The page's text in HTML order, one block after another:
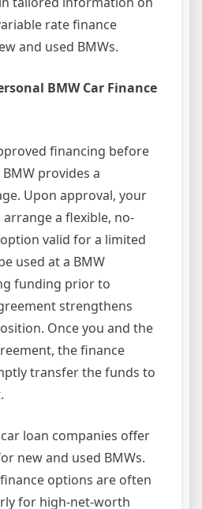
rate finance
and used BMWs.
BMW Car Finance
financing before
provides a
Upon approval, your
a flexible, no-
valid for a limited
used at a BMW
funding prior to
strengthens
Once you and the
the finance
transfer the funds to
loan companies offer
new and used BMWs.
options are often
for high-net-worth